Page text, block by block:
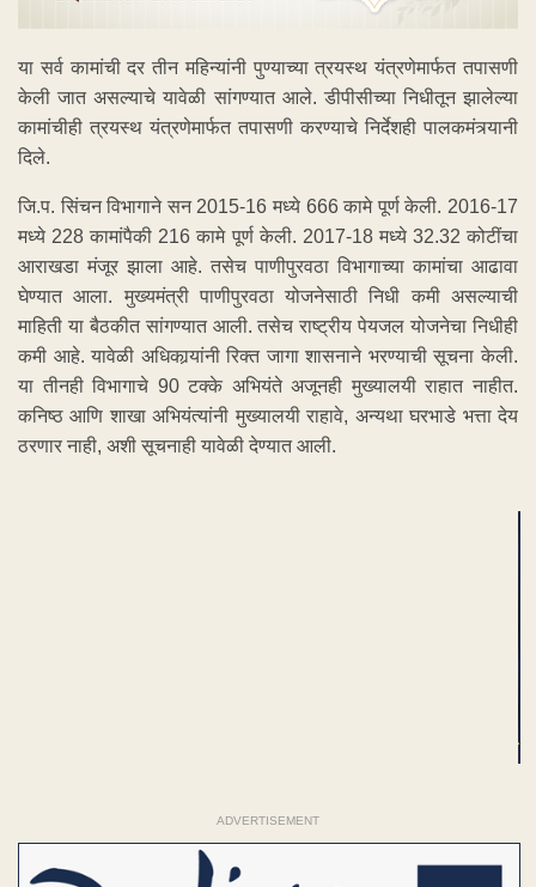
या सर्व कामांची दर तीन महिन्यांनी पुण्याच्या त्रयस्थ यंत्रणेमार्फत तपासणी
केली जात असल्याचे यावेळी सांगण्यात आले. डीपीसीच्या निधीतून झालेल्या
कामांचीही त्रयस्थ यंत्रणेमार्फत तपासणी करण्याचे निर्देशही पालकमंत्र्यानी
दिले.
जि.प. सिंचन विभागाने सन 2015-16 मध्ये 666 कामे पूर्ण केली. 2016-17
मध्ये 228 कामांपैकी 216 कामे पूर्ण केली. 2017-18 मध्ये 32.32 कोटींचा
आराखडा मंजूर झाला आहे. तसेच पाणीपुरवठा विभागाच्या कामांचा आढावा
घेण्यात आला. मुख्यमंत्री पाणीपुरवठा योजनेसाठी निधी कमी असल्याची
माहिती या बैठकीत सांगण्यात आली. तसेच राष्ट्रीय पेयजल योजनेचा निधीही
कमी आहे. यावेळी अधिकार्‍यांनी रिक्त जागा शासनाने भरण्याची सूचना केली.
या तीनही विभागाचे 90 टक्के अभियंते अजूनही मुख्यालयी राहात नाहीत.
कनिष्ठ आणि शाखा अभियंत्यांनी मुख्यालयी राहावे, अन्यथा घरभाडे भत्ता देय
ठरणार नाही, अशी सूचनाही यावेळी देण्यात आली.
ADVERTISEMENT